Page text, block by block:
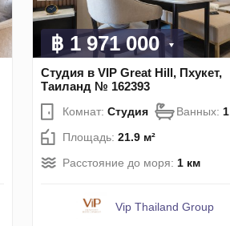
฿ 1 971 000
Студия в VIP Great Hill, Пхукет,
Таиланд № 162393
Комнат: Студия Ванных: 1
Площадь: 21.9 м²
Расстояние до моря: 1 км
Vip Thailand Group